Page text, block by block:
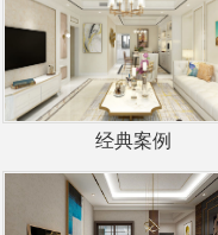
经典案例